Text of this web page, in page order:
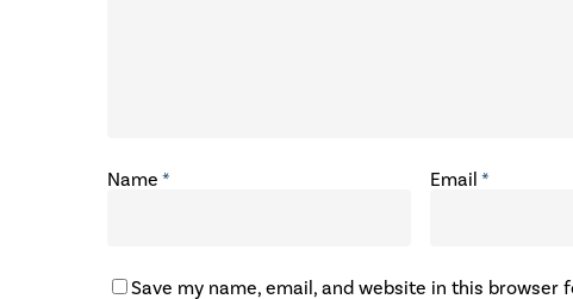
Name * Email*
Save my name, email, and website in this browser